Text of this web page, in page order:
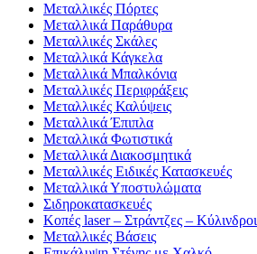
Μεταλλικές Πόρτες
Μεταλλικά Παράθυρα
Μεταλλικές Σκάλες
Μεταλλικά Κάγκελα
Μεταλλικά Μπαλκόνια
Μεταλλικές Περιφράξεις
Μεταλλικές Καλύψεις
Μεταλλικά Έπιπλα
Μεταλλικά Φωτιστικά
Μεταλλικά Διακοσμητικά
Μεταλλικές Ειδικές Κατασκευές
Μεταλλικά Υποστυλώματα
Σιδηροκατασκευές
Κοπές laser – Στράντζες – Κύλινδροι
Μεταλλικές Βάσεις